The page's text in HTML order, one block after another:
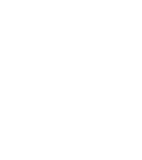
Color: Camel, Talla: M
/ 38 in, Color: Camel, Talla: S